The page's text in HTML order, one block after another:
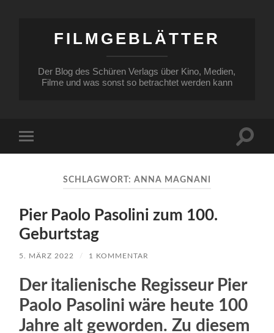
FILMGEBLÄTTER
Der Blog des Schüren Verlags über Kino, Medien,
Filme und was sonst so betrachtet werden kann
Menü
SCHLAGWORT: ANNA MAGNANI
Pier Paolo Pasolini zum 100.
Geburtstag
5. MÄRZ 2022 / 1 KOMMENTAR
Der italienische Regisseur Pier
Paolo Pasolini wäre heute 100
Jahre alt geworden. Zu diesem